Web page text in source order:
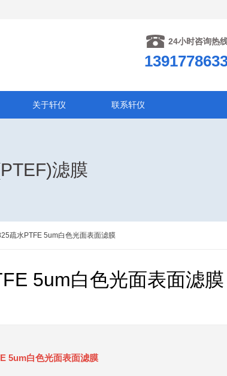
24小时咨询热
关于轩仪 联系轩仪
滤膜
疏水PTFE 5um白色光面表面滤膜
5um白色光面表面滤膜
5um白色光面表面滤膜